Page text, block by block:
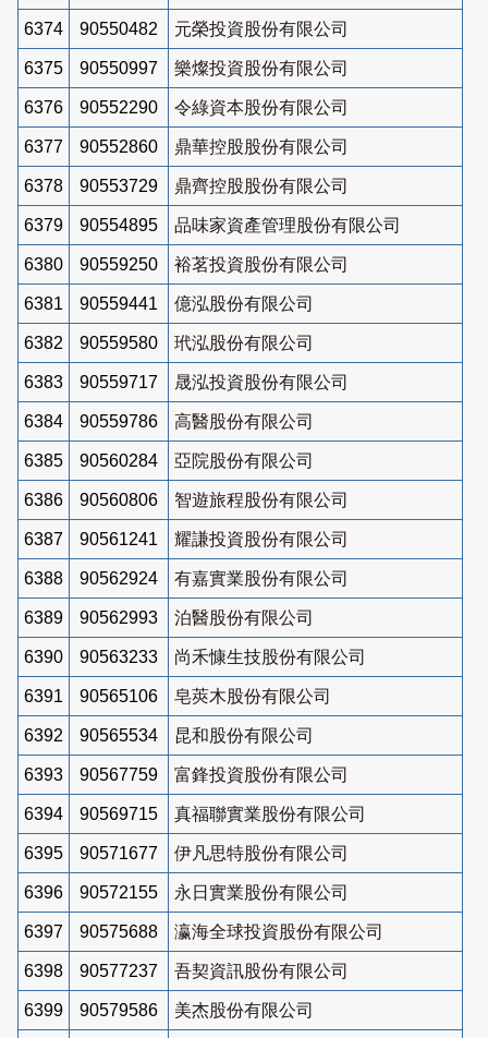
6374 90550482 元榮投資股份有限公司
6375 90550997 樂燦投資股份有限公司
6376 90552290 令綠資本股份有限公司
6377 90552860 鼎華控股股份有限公司
6378 90553729 鼎齊控股股份有限公司
6379 90554895 品味家資產管理股份有限公司
6380 90559250 裕茗投資股份有限公司
6381 90559441 億泓股份有限公司
6382 90559580 玳泓股份有限公司
6383 90559717 晟泓投資股份有限公司
6384 90559786 高醫股份有限公司
6385 90560284 亞院股份有限公司
6386 90560806 智遊旅程股份有限公司
6387 90561241 耀謙投資股份有限公司
6388 90562924 有嘉實業股份有限公司
6389 90562993 泊醫股份有限公司
6390 90563233 尚禾慷生技股份有限公司
6391 90565106 皂莢木股份有限公司
6392 90565534 昆和股份有限公司
6393 90567759 富鋒投資股份有限公司
6394 90569715 真福聯實業股份有限公司
6395 90571677 伊凡思特股份有限公司
6396 90572155 永日實業股份有限公司
6397 90575688 瀛海全球投資股份有限公司
6398 90577237 吾契資訊股份有限公司
6399 90579586 美杰股份有限公司